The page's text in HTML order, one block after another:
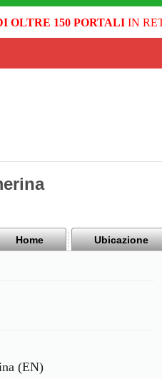
OLTRE 150 PORTALIIN
Home Ubicazione
(EN)